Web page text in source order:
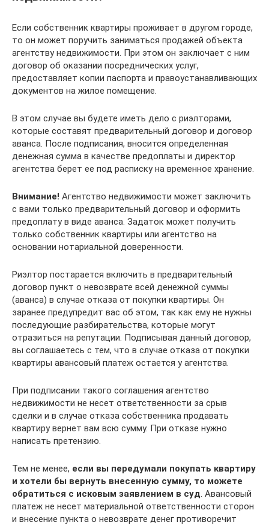
Если собственник квартиры проживает в другом городе,
то он может поручить заниматься продажей объекта
агентству недвижимости. При этом он заключает с ним
договор об оказании посреднических услуг,
предоставляет копии паспорта и правоустанавливающих
документов на жилое помещение.
В этом случае вы будете иметь дело с риэлторами,
которые составят предварительный договор и договор
аванса. После подписания, вносится определенная
денежная сумма в качестве предоплаты и директор
агентства берет ее под расписку на временное хранение.
Внимание! Агентство недвижимости может заключить
с вами только предварительный договор и оформить
предоплату в виде аванса. Задаток может получить
только собственник квартиры или агентство на
основании нотариальной доверенности.
Риэлтор постарается включить в предварительный
договор пункт о невозврате всей денежной суммы
(аванса) в случае отказа от покупки квартиры. Он
заранее предупредит вас об этом, так как ему не нужны
последующие разбирательства, которые могут
отразиться на репутации. Подписывая данный договор,
вы соглашаетесь с тем, что в случае отказа от покупки
квартиры авансовый платеж остается у агентства.
При подписании такого соглашения агентство
недвижимости не несет ответственности за срыв
сделки и в случае отказа собственника продавать
квартиру вернет вам всю сумму. При отказе нужно
написать претензию.
Тем не менее, если вы передумали покупать квартиру
и хотели бы вернуть внесенную сумму, то можете
обратиться с исковым заявлением в суд. Авансовый
платеж не несет материальной ответственности сторон
и внесение пункта о невозврате денег противоречит